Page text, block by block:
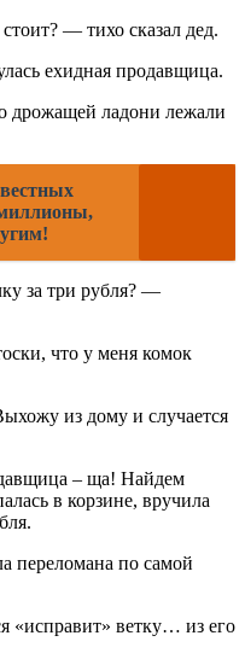
— тихо сказал дед.
ехидная продавщица.
дрожащей ладони лежали
за три рубля? —
что у меня комок
– ща! Найдем
в корзине, вручила
переломана по самой
«исправит» ветку… из его